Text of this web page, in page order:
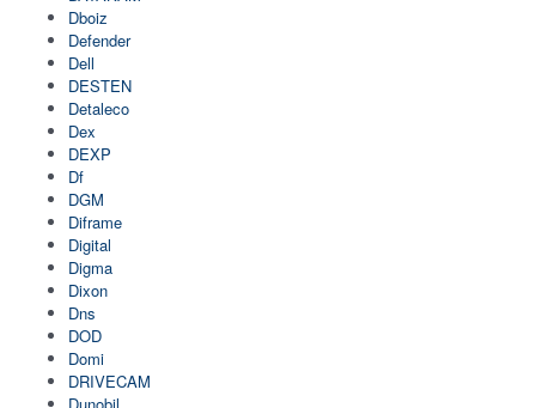
Dboiz
Defender
Dell
DESTEN
Detaleco
Dex
DEXP
Df
DGM
Diframe
Digital
Digma
Dixon
Dns
DOD
Domi
DRIVECAM